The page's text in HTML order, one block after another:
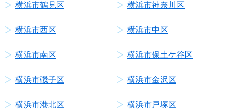
横浜市鶴見区 横浜市神奈川区
横浜市西区 横浜市中区
横浜市南区 横浜市保土ケ谷区
横浜市磯子区 横浜市金沢区
横浜市港北区 横浜市戸塚区